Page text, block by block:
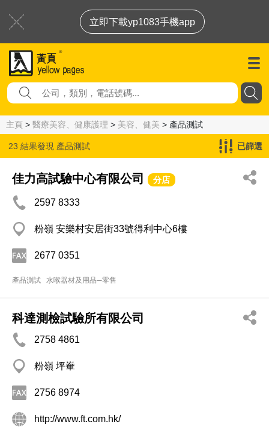
立即下載yp1083手機app
主頁 > 醫療美容、健康護理 > 美容、健美 > 產品測試
23 結果發現 產品測試 已篩選
佳力高試驗中心有限公司 分店
2597 8333
粉嶺 安樂村安居街33號得利中心6樓
2677 0351
產品測試 水喉器材及用品─零售
科達測檢試驗所有限公司
2758 4861
粉嶺 坪輋
2756 8974
http://www.ft.com.hk/